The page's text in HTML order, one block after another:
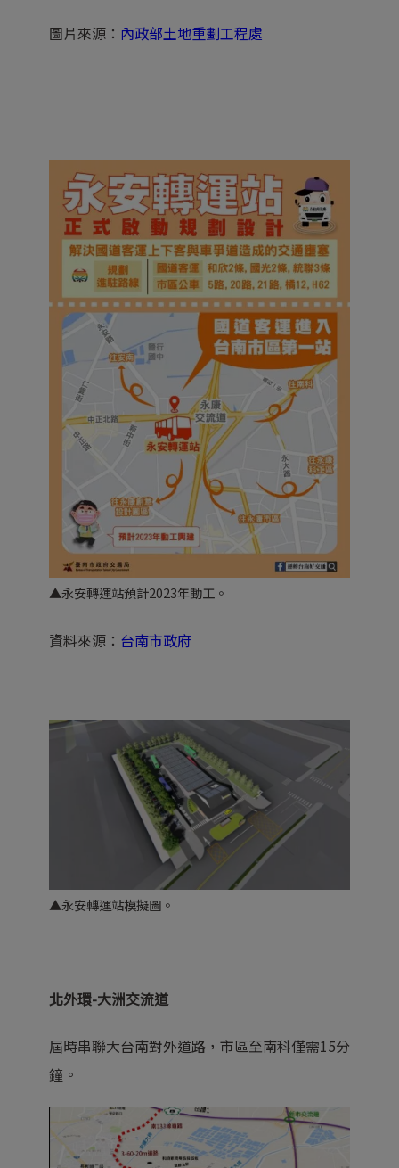
圖片來源： 內政部土地重劃工程處
▲永安轉運站預計2023年動工。
資料來源： 台南市政府
▲永安轉運站模擬圖。
北外環-大洲交流道
屆時串聯大台南對外道路，市區至南科僅需15分
鐘。